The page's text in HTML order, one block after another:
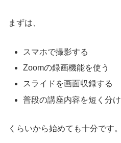
まずは、
スマホで撮影する
Zoomの録画機能を使う
スライドを画面収録する
普段の講座内容を短く分
くらいから始めても十分です。